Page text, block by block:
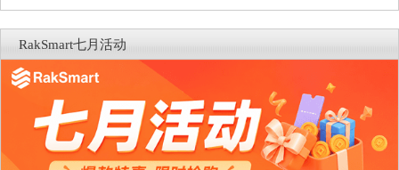
RakSmart七月活动